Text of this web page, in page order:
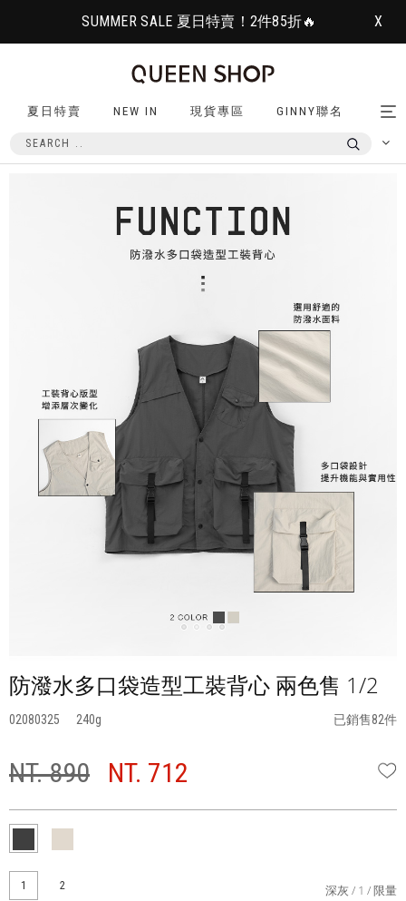
SUMMER SALE 夏日特賣！2件85折🔥 X
夏日特賣 NEW IN 現貨專區 GINNY聯名
防潑水多口袋造型工裝背心 兩色售 1/2
02080325 240 已銷售82件
NT. 890 NT. 712
1 2 深灰 1 限量